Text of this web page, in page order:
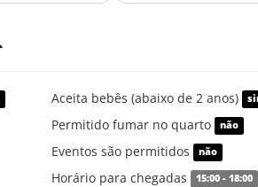
Aceita bebês (abaixo de 2 anos)
Permitido fumar no quarto não
Eventos são permitidos não
Horário para chegadas 15:00 - 18:00